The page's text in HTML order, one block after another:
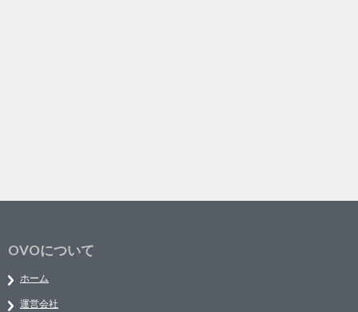
OVOについて
ホーム
運営会社